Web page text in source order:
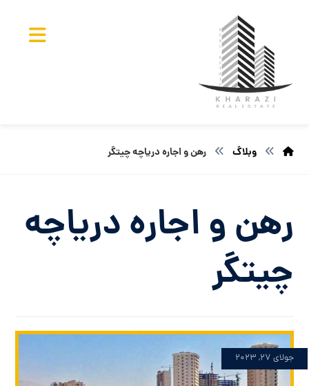
وبلاگ رهن و اجاره دریاچه چیتگر
رهن و اجاره دریاچه
چیتگر
جولای ۲۷, ۲۰۲۳